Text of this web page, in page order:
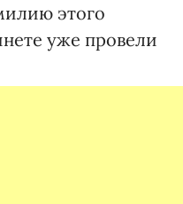
этого
уже провели